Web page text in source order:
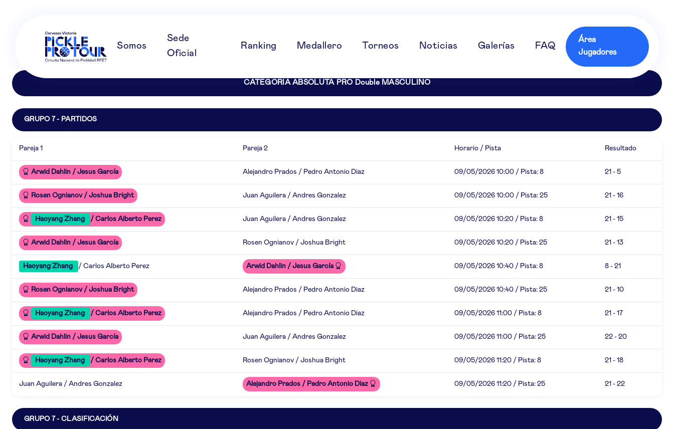
Somos
Sede
Oficial
Ranking Medallero Torneos Noticias Galerías FAQ
Área
Jugadores
CATEGORIA ABSOLUTA PRO Double MASCULINO
GRUPO 7 - PARTIDOS
Pareja 1 Pareja 2 Horario / Pista Resultado
Arwid Dahlin / Jesus García Alejandro Prados / Pedro Antonio Diaz 09/05/2026 10:00 / Pista: 8 21 - 5
Rosen Ognianov / Joshua Bright Juan Aguilera / Andres Gonzalez 09/05/2026 10:00 / Pista: 25 21 - 16
Haoyang Zhang / Carlos Alberto Perez Juan Aguilera / Andres Gonzalez 09/05/2026 10:20 / Pista: 8 21 - 15
Arwid Dahlin / Jesus García Rosen Ognianov / Joshua Bright 09/05/2026 10:20 / Pista: 25 21 - 13
Haoyang Zhang / Carlos Alberto Perez Arwid Dahlin / Jesus García 09/05/2026 10:40 / Pista: 8 8 - 21
Rosen Ognianov / Joshua Bright Alejandro Prados / Pedro Antonio Diaz 09/05/2026 10:40 / Pista: 25 21 - 10
Haoyang Zhang / Carlos Alberto Perez Alejandro Prados / Pedro Antonio Diaz 09/05/2026 11:00 / Pista: 8 21 - 17
Arwid Dahlin / Jesus García Juan Aguilera / Andres Gonzalez 09/05/2026 11:00 / Pista: 25 22 - 20
Haoyang Zhang / Carlos Alberto Perez Rosen Ognianov / Joshua Bright 09/05/2026 11:20 / Pista: 8 21 - 18
Juan Aguilera / Andres Gonzalez Alejandro Prados / Pedro Antonio Diaz 09/05/2026 11:20 / Pista: 25 21 - 22
GRUPO 7 - CLASIFICACIÓN